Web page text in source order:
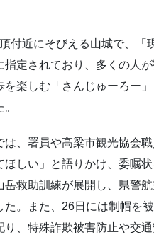
付近にそびえる山城で、
定されており、多くの人
楽しむ「さんじゅーろー
は、署員や高梁市観光協会
しい」と語りかけ、委嘱
岳救助訓練が展開し、県警
た。また、26日には制帽を
、特殊詐欺被害防止や交